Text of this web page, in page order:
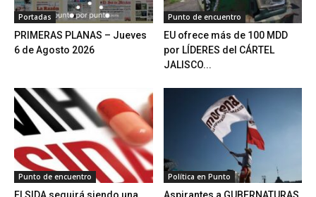
Portadas
PRIMERAS PLANAS – Jueves
6 de Agosto 2026
Punto de encuentro
EU ofrece más de 100 MDD
por LÍDERES del CÁRTEL
JALISCO...
Punto de encuentro Política en Punto